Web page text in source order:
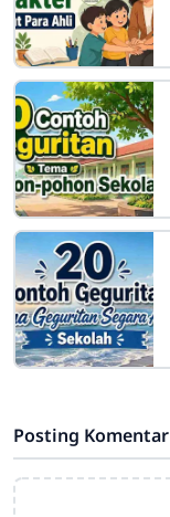
Posting Komentar